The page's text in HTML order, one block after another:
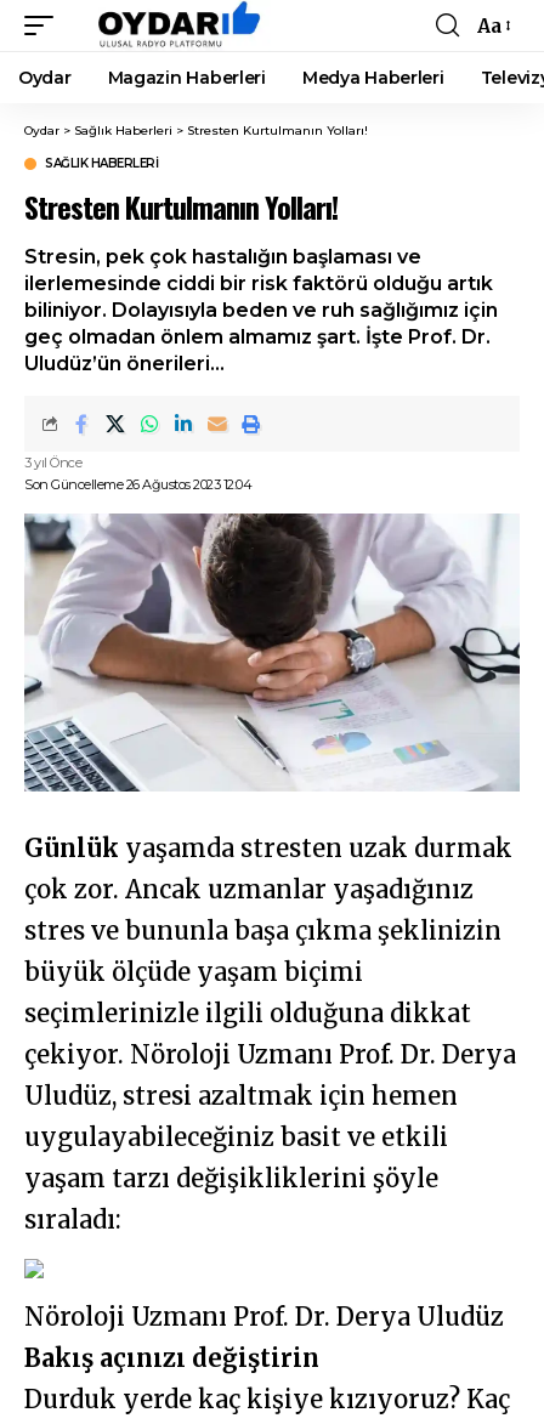
Font
Resizer
Aa
Oydar Magazin Haberleri Medya Haberleri
Oydar > Sağlık Haberleri > Stresten Kurtulmanın Yolları!
SAĞLIK HABERLERI
Stresten Kurtulmanın Yolları!
Stresin, pek çok hastalığın başlaması ve
ilerlemesinde ciddi bir risk faktörü olduğu artık
biliniyor. Dolayısıyla beden ve ruh sağlığımız için
geç olmadan önlem almamız şart. İşte Prof. Dr.
Uludüz’ün önerileri…
Son Güncelleme 26 Ağustos 2023 12:04
3 yıl Önce
Günlük yaşamda stresten uzak durmak
çok zor. Ancak uzmanlar yaşadığınız
stres ve bununla başa çıkma şeklinizin
büyük ölçüde yaşam biçimi
seçimlerinizle ilgili olduğuna dikkat
çekiyor. Nöroloji Uzmanı Prof. Dr. Derya
Uludüz, stresi azaltmak için hemen
uygulayabileceğiniz basit ve etkili
yaşam tarzı değişikliklerini şöyle
sıraladı:
Nöroloji Uzmanı Prof. Dr. Derya Uludüz
Bakış açınızı değiştirin
Durduk yerde kaç kişiye kızıyoruz? Kaç